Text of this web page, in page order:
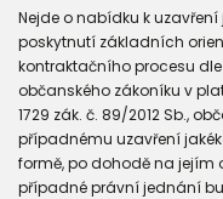
Nejde o nabídku k
poskytnutí základních
kontraktačního procesu dle
občanského zákoníku v
1729 zák. č. 89/2012 Sb.,
případnému uzavření
formě, po dohodě na jejím
případné právní jednání